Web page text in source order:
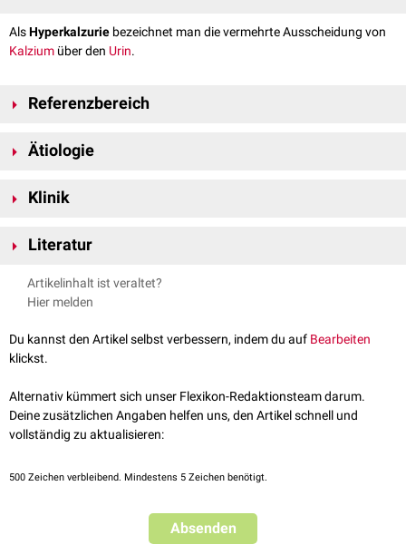
AlsHyperkalzurie bezeichnet man die vermehrte Ausscheidung von
Kalzium über den Urin.
Referenzbereich
Sammelurinhöher als 200–250 mg (5–7,5 mmol) ist. Der entsprechende
Ätiologie
erhöhte Serumkalziumspiegel (siehe Ursachen der
Hyperparathyreoidismus
Immobilisationsosteoporose
malignen
Freisetzung)
Cushing-Syndrom
renaleResorptionsstörungen
Bartter-Syndrom
DeToni-Debré-Fanconi-Syndrom
(FHHNC)
Ist diagnostisch keine Ursache ermittelbar, spricht man von einer
Hyperkalzurie.
Klinik
Präzipitationmit
Literatur
Laborlexikon.de; abgerufen am 15.02.2021
Artikelinhalt ist veraltet?
Hier melden
Du kannst den Artikel selbst verbessern, indem du auf Bearbeiten
klickst.
Alternativ kümmert sich unser Flexikon-Redaktionsteam darum.
Deine zusätzlichen Angaben helfen uns, den Artikel schnell und
vollständig zu aktualisieren:
500 Zeichen verbleibend. Mindestens 5 Zeichen benötigt.
Absenden